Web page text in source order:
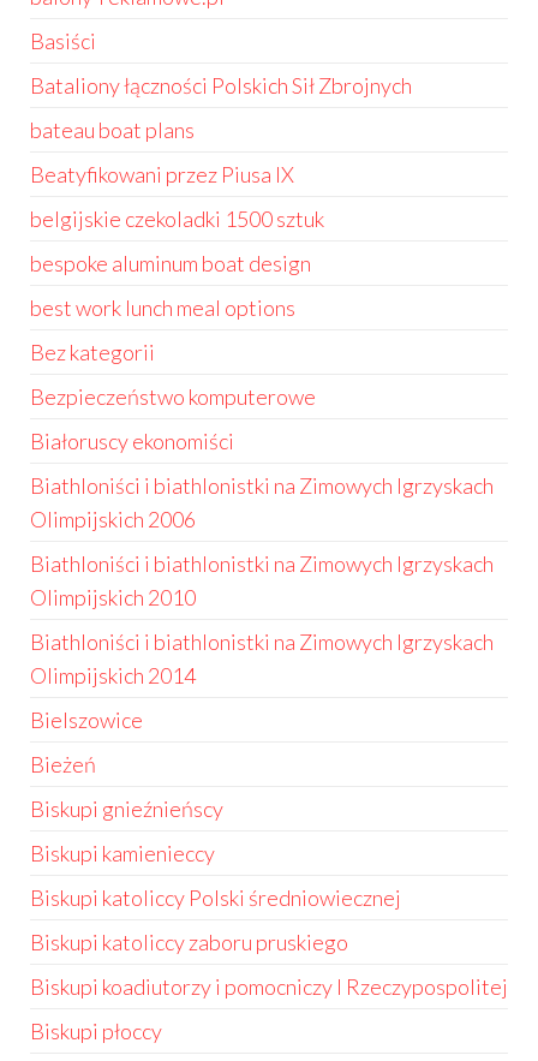
Basiści
Bataliony łączności Polskich Sił Zbrojnych
bateau boat plans
Beatyfikowani przez Piusa IX
belgijskie czekoladki 1500 sztuk
bespoke aluminum boat design
best work lunch meal options
Bez kategorii
Bezpieczeństwo komputerowe
Białoruscy ekonomiści
Biathloniści i biathlonistki na Zimowych Igrzyskach
Olimpijskich 2006
Biathloniści i biathlonistki na Zimowych Igrzyskach
Olimpijskich 2010
Biathloniści i biathlonistki na Zimowych Igrzyskach
Olimpijskich 2014
Bielszowice
Bieżeń
Biskupi gnieźnieńscy
Biskupi kamienieccy
Biskupi katoliccy Polski średniowiecznej
Biskupi katoliccy zaboru pruskiego
Biskupi koadiutorzy i pomocniczy I Rzeczypospolitej
Biskupi płoccy